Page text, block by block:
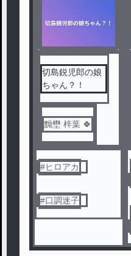
切島鋭児郎の娘
ちゃん？！
黝壄 梓葉 🍀
#ヒロアカ
#口調迷子